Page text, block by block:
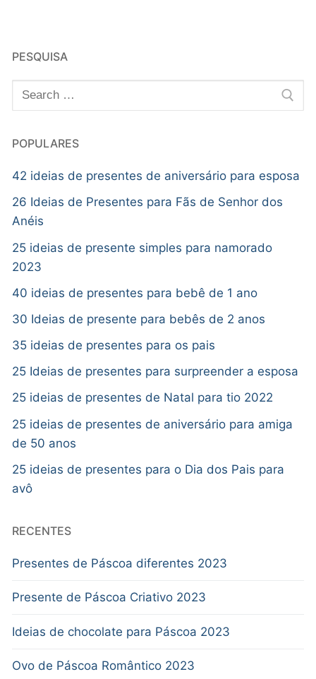
PESQUISA
POPULARES
42 ideias de presentes de aniversário para esposa
26 Ideias de Presentes para Fãs de Senhor dos
Anéis
25 ideias de presente simples para namorado
2023
40 ideias de presentes para bebê de 1 ano
30 Ideias de presente para bebês de 2 anos
35 ideias de presentes para os pais
25 Ideias de presentes para surpreender a esposa
25 ideias de presentes de Natal para tio 2022
25 ideias de presentes de aniversário para amiga
de 50 anos
25 ideias de presentes para o Dia dos Pais para
avô
RECENTES
Presentes de Páscoa diferentes 2023
Presente de Páscoa Criativo 2023
Ideias de chocolate para Páscoa 2023
Ovo de Páscoa Romântico 2023